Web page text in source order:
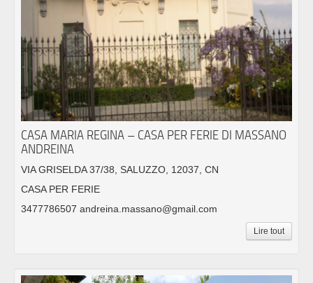
CASA MARIA REGINA – CASA PER FERIE DI MASSANO
ANDREINA
VIA GRISELDA 37/38, SALUZZO, 12037, CN
CASA PER FERIE
3477786507 andreina.massano@gmail.com
Lire tout